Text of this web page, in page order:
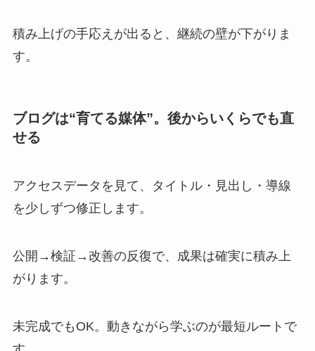
積み上げの手応えが出ると、継続の壁が下がりま
す。
ブログは“育てる媒体”。後からいくらでも直
せる
アクセスデータを見て、タイトル・見出し・導線
を少しずつ修正します。
公開→検証→改善の反復で、成果は確実に積み上
がります。
未完成でもOK。動きながら学ぶのが最短ルートで